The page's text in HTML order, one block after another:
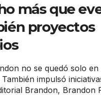
más que
proyectos
no se quedó solo en
impulsó
Brandon, Brandon